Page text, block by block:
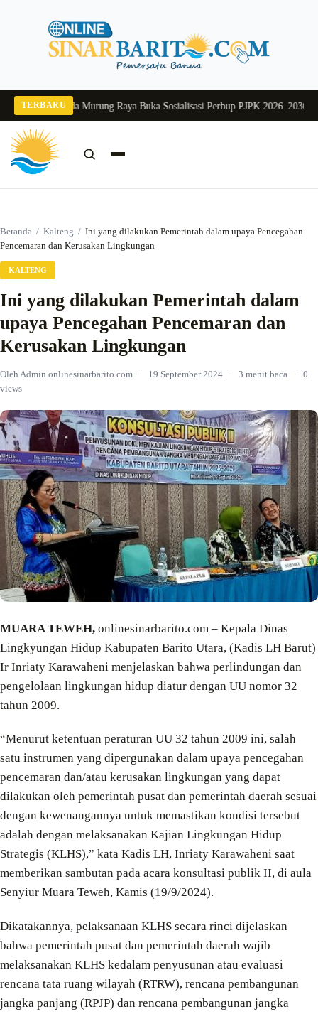
TERBARU
Pj Sekda Murung Raya Buka Sosialisasi Perbup PJPK 2026–2030Dukung
Beranda / Kalteng / Ini yang dilakukan Pemerintah dalam upaya Pencegahan
Pencemaran dan Kerusakan Lingkungan
KALTENG
Ini yang dilakukan Pemerintah dalam
upaya Pencegahan Pencemaran dan
Kerusakan Lingkungan
Oleh Admin onlinesinarbarito.com · 19 September 2024 · 3 menit baca ·
0
views
MUARA TEWEH, onlinesinarbarito.com – Kepala Dinas
Lingkyungan Hidup Kabupaten Barito Utara, (Kadis LH Barut)
Ir Inriaty Karawaheni menjelaskan bahwa perlindungan dan
pengelolaan lingkungan hidup diatur dengan UU nomor 32
tahun 2009.
“Menurut ketentuan peraturan UU 32 tahun 2009 ini, salah
satu instrumen yang dipergunakan dalam upaya pencegahan
pencemaran dan/atau kerusakan lingkungan yang dapat
dilakukan oleh pemerintah pusat dan pemerintah daerah sesuai
dengan kewenangannya untuk memastikan kondisi tersebut
adalah dengan melaksanakan Kajian Lingkungan Hidup
Strategis (KLHS),” kata Kadis LH, Inriaty Karawaheni saat
memberikan sambutan pada acara konsultasi publik II, di aula
Senyiur Muara Teweh, Kamis (19/9/2024).
Dikatakannya, pelaksanaan KLHS secara rinci dijelaskan
bahwa pemerintah pusat dan pemerintah daerah wajib
melaksanakan KLHS kedalam penyusunan atau evaluasi
rencana tata ruang wilayah (RTRW), rencana pembangunan
jangka panjang (RPJP) dan rencana pembangunan jangka